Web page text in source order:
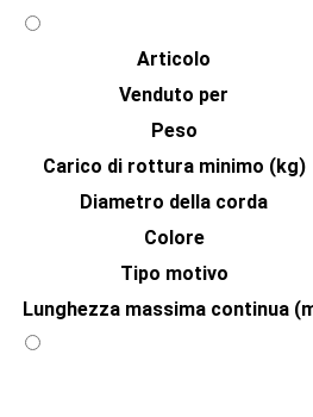
Articolo
Venduto per
Peso
Carico di rottura minimo (kg)
Diametro della corda
Colore
Tipo motivo
Lunghezza massima continua